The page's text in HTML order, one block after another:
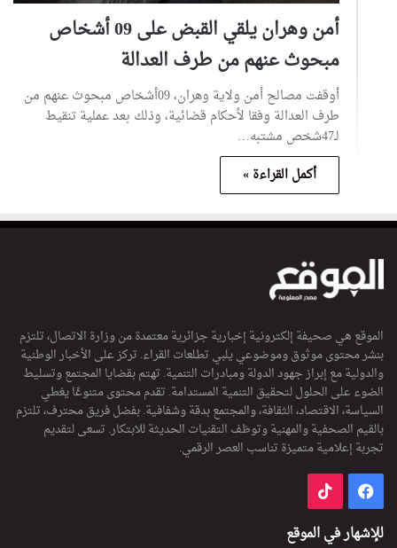
أمن وهران يلقي القبض على 09 أشخاص
مبحوث عنهم من طرف العدالة
أوقفت مصالح أمن ولاية وهران، 09أشخاص مبحوث عنهم من
طرف العدالة وفقا لأحكام قضائية، وذلك بعد عملية تنقيط
لـ47شخص مشتبه…
أكمل القراءة »
الموقع هي صحيفة إلكترونية إخبارية جزائرية معتمدة من وزارة الاتصال، تلتزم
بنشر محتوى موثوق وموضوعي يلبي تطلعات القراء. تركز على الأخبار الوطنية
والدولية مع إبراز جهود الدولة ومبادرات التنمية. تهتم بقضايا المجتمع وتسليط
الضوء على الحلول لتحقيق التنمية المستدامة. تقدم محتوى متنوعًا يغطي
السياسة، الاقتصاد، الثقافة، والمجتمع بدقة وشفافية. بفضل فريق محترف، تلتزم
بالقيم الصحفية والمهنية وتوظف التقنيات الحديثة للابتكار. تسعى لتقديم
تجربة إعلامية متميزة تناسب العصر الرقمي.
فيسبوك
للإشهار في الموقع